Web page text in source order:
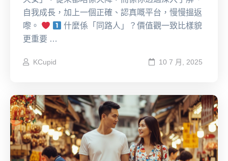
自我成長，加上一個正確、認真嘅平台，慢慢搵返
嚟。
什麼係「同路人」？價值觀一致比樣貌
更重要 …
KCupid 10 7 月, 2025